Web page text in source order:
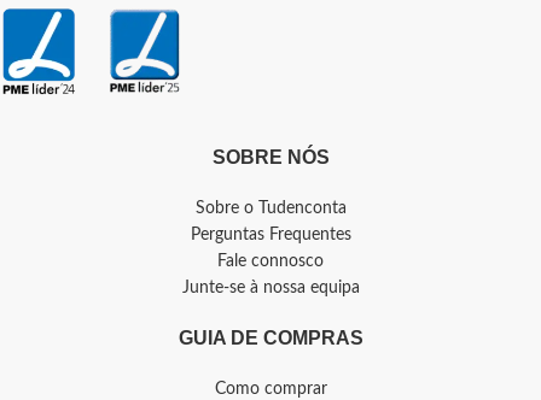
SOBRE NÓS
Sobre o Tudenconta
Perguntas Frequentes
Fale connosco
Junte-se à nossa equipa
GUIA DE COMPRAS
Como comprar